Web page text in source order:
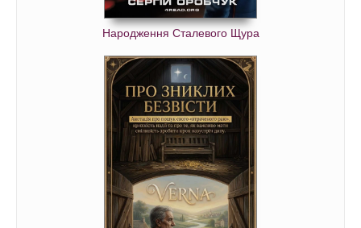
Народження Сталевого Щура